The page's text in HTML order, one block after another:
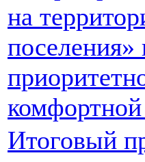
на
поселения»
Итоговый